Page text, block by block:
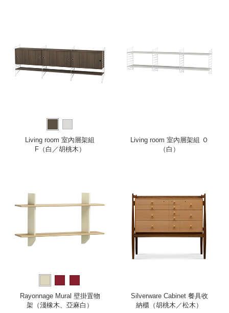
Living room 室內層架組
F（白／胡桃木）
Living room 室內層架組 Ｏ
（白）
Rayonnage Mural 壁掛置物
架（淺橡木、亞麻白）
Silverware Cabinet 餐具收
納櫃（胡桃木／松木）